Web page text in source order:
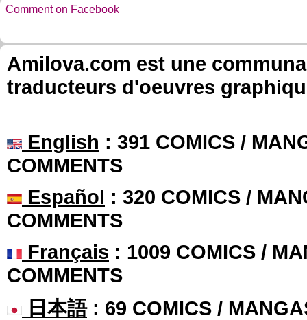
Comment on Facebook
Amilova.com est une
traducteurs d'oeuvres
English : 391 COMICS /
COMMENTS
Español : 320 COMICS /
COMMENTS
Français : 1009 COMICS /
COMMENTS
日本語: 69 COMICS /